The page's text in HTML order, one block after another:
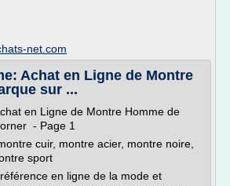
net.com
Achat en Ligne de Montre
sur ...
en Ligne de Montre Homme de
- Page 1
cuir, montre acier, montre noire,
sport
en ligne de la mode et